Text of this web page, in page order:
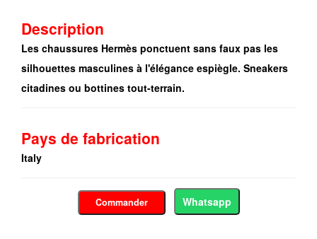
Description
Les chaussures Hermès ponctuent sans faux pas les
silhouettes masculines à l'élégance espiègle. Sneakers
citadines ou bottines tout-terrain.
Pays de fabrication
Italy
Commander Whatsapp